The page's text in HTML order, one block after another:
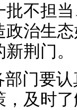
不担
政治生
荆门。
门要
，及时